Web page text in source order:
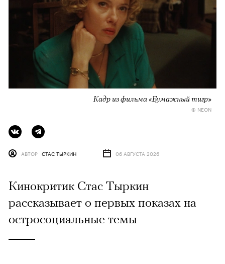
Кадр из фильма «Бумажный тигр»
© NEON
АВТОР СТАС ТЫРКИН 06 АВГУСТА 2026
Кинокритик Стас Тыркин
рассказывает о первых показах на
остросоциальные темы